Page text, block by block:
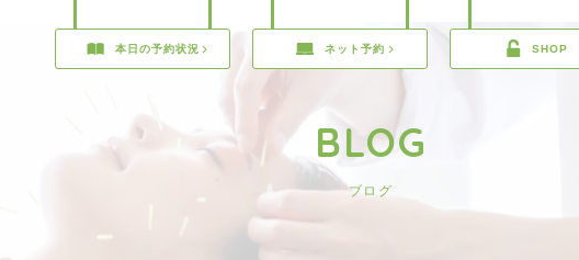
本日の予約状況 ネット予約 SHOP
BLOG
ブログ